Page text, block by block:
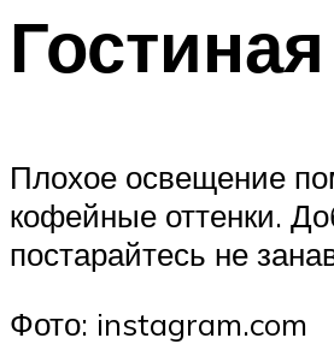
Гостиная
Плохое освещение
кофейные оттенки.
постарайтесь не
Фото: instagram.com